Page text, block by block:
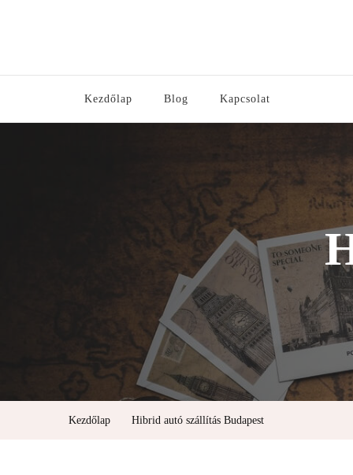
Kezdőlap Blog Kapcsolat
Kezdőlap Hibrid autó szállítás Budapest